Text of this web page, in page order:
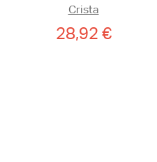
Crista
28,92 €